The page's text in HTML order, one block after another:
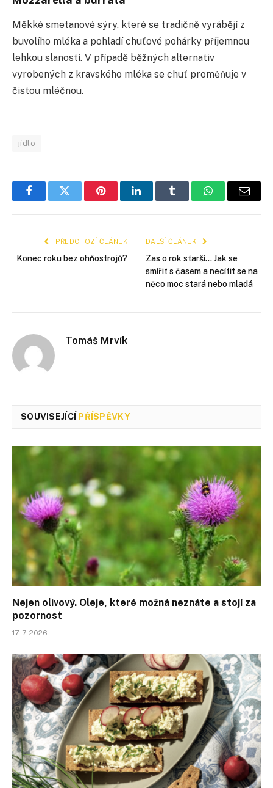
Měkké smetanové sýry, které se tradičně vyrábějí z
buvolího mléka a pohladí chuťové pohárky příjemnou
lehkou slaností. V případě běžných alternativ
vyrobených z kravského mléka se chuť proměňuje v
čistou mléčnou.
jídlo
FacebookTwitter PinterestLinkedInTumblr WhatsApp
E-
PŘEDCHOZÍ ČLÁNEK
Konec roku bez ohňostrojů?
DALŠÍ ČLÁNEK
Zas o rok starší… Jak se
smířit s časem a necítit se na
něco moc stará nebo mladá
Tomáš Mrvík
SOUVISEJÍCÍ PŘÍSPĚVKY
Nejen olivový. Oleje, které možná neznáte a stojí za
pozornost
17. 7. 2026